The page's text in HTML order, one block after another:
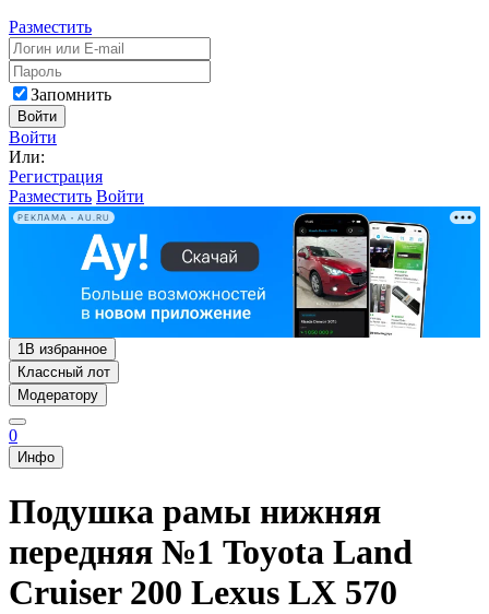
Разместить
Запомнить
Войти
Войти
Или:
Регистрация
Разместить Войти
РЕКЛАМА • AU.RU
1В избранное
Классный лот
Модератору
0
Инфо
Подушка рамы нижняя
передняя №1 Toyota Land
Cruiser 200 Lexus LX 570